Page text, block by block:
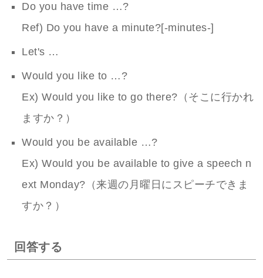
Do you have time …?
Ref) Do you have a minute?[-minutes-]
Let's …
Would you like to …?
Ex) Would you like to go there?（そこに行かれ
ますか？）
Would you be available …?
Ex) Would you be available to give a speech n
ext Monday?（来週の月曜日にスピーチできま
すか？）
回答する